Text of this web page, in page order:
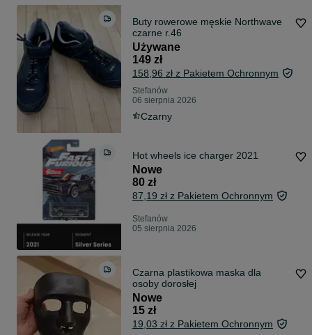
Buty rowerowe męskie Northwave
czarne r.46
Używane
149 zł
158,96 zł z Pakietem Ochronnym
Stefanów
06 sierpnia 2026
Czarny
Hot wheels ice charger 2021
Nowe
80 zł
87,19 zł z Pakietem Ochronnym
Stefanów
05 sierpnia 2026
Czarna plastikowa maska dla
osoby dorosłej
Nowe
15 zł
19,03 zł z Pakietem Ochronnym